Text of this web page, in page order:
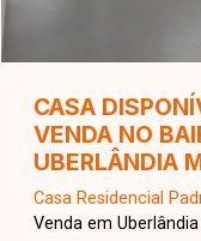
CASA
VENDA NO
UBERLÂNDIA
Casa Residencial
Venda em Uberlândia